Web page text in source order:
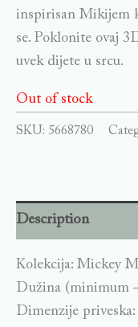
inspirisan Mikijem
se. Poklonite ovaj
uvek dijete u srcu.
Out of stock
SKU: 5668780
Description
Kolekcija: Mickey
Dužina (minimum
Dimenzije priveska: